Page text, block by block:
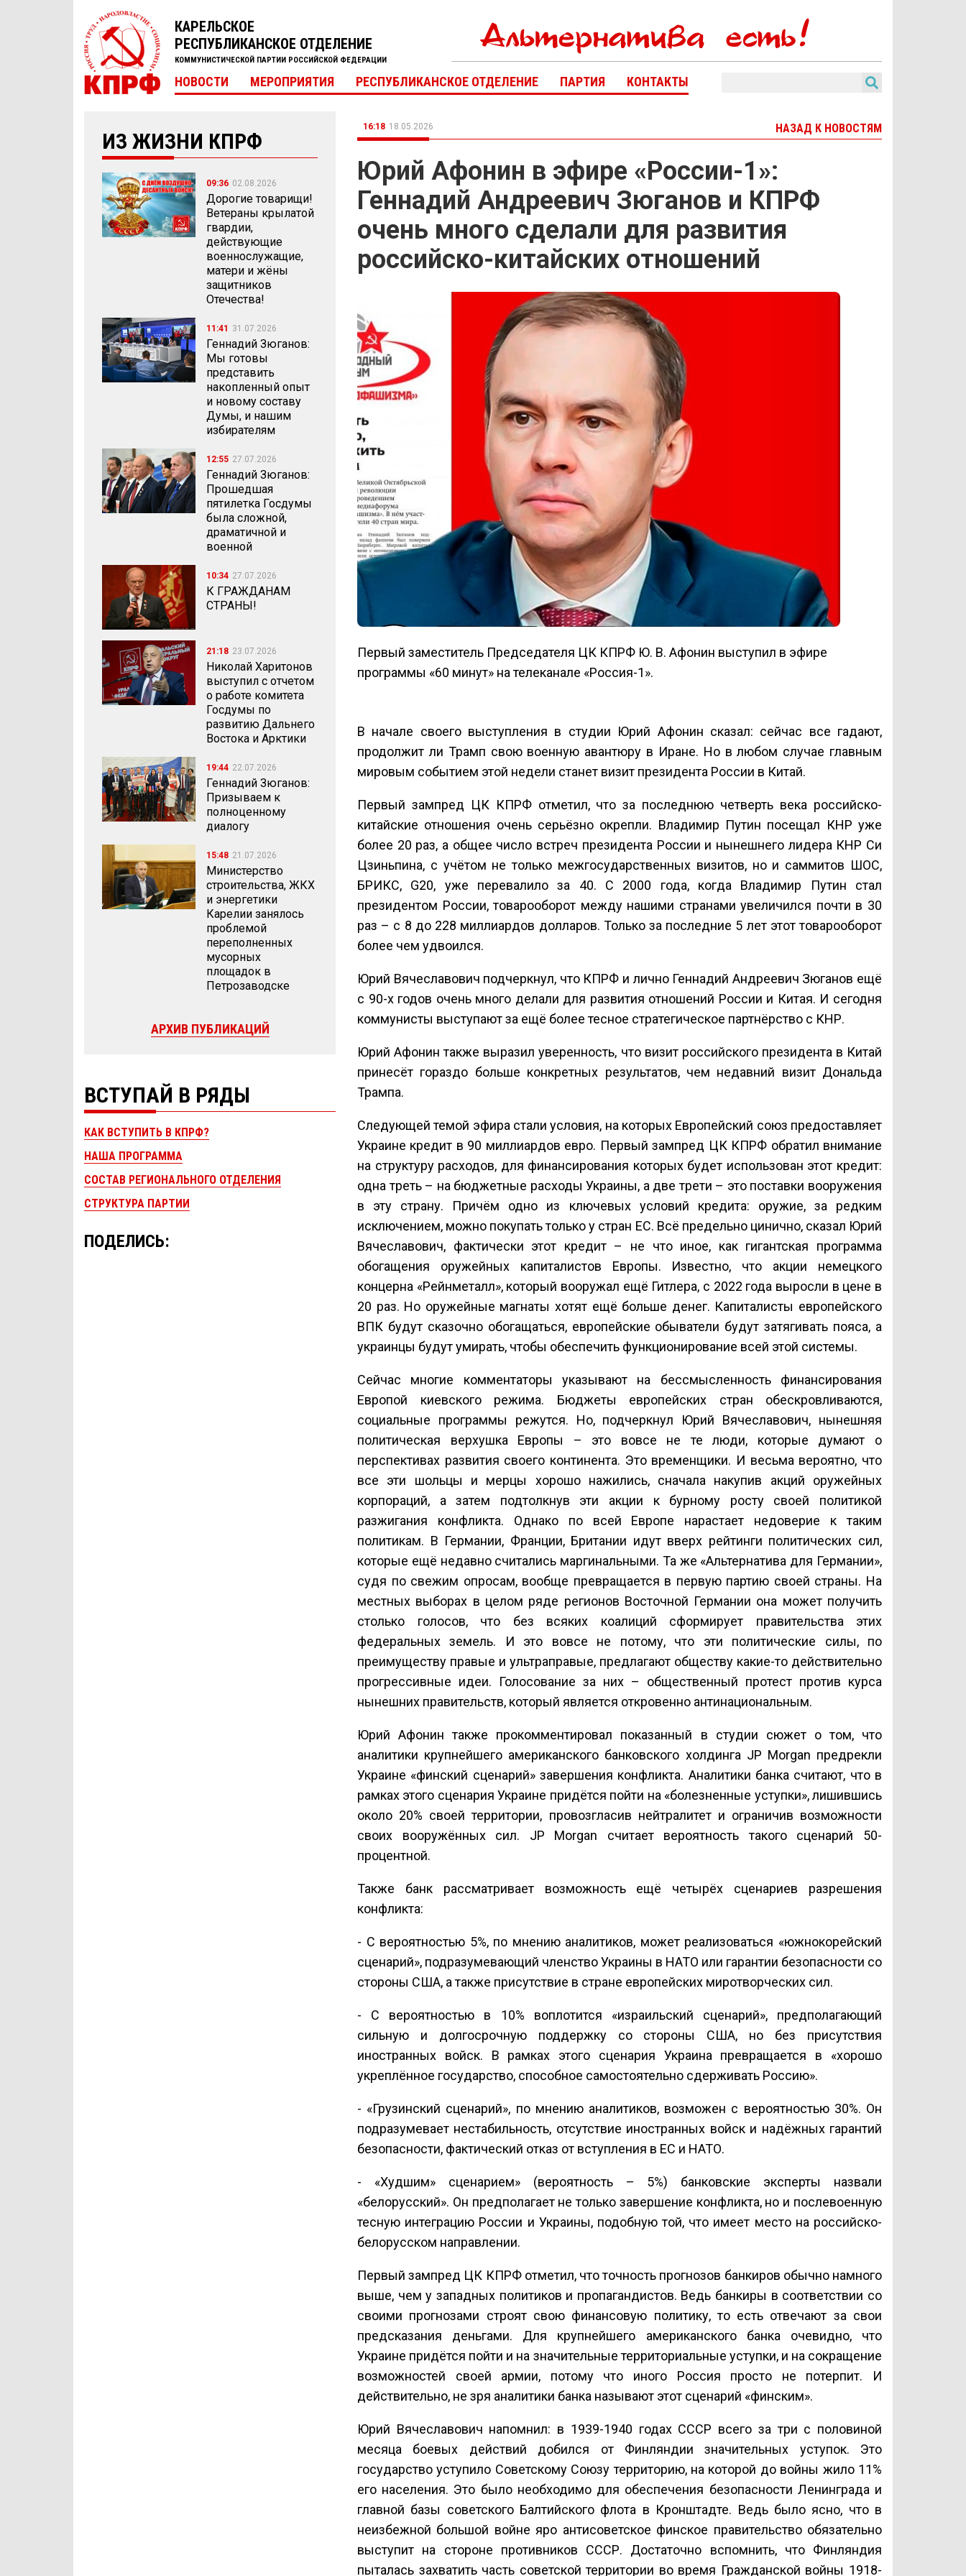
КАРЕЛЬСКОЕ
РЕСПУБЛИКАНСКОЕ ОТДЕЛЕНИЕ
КОММУНИСТИЧЕСКОЙ ПАРТИИ РОССИЙСКОЙ ФЕДЕРАЦИИ
НОВОСТИ МЕРОПРИЯТИЯ РЕСПУБЛИКАНСКОЕ ОТДЕЛЕНИЕ ПАРТИЯ КОНТАКТЫ
ИЗ ЖИЗНИ КПРФ
09:36 02.08.2026
Дорогие товарищи!
Ветераны крылатой
гвардии,
действующие
военнослужащие,
матери и жёны
защитников
Отечества!
11:41 31.07.2026
Геннадий Зюганов:
Мы готовы
представить
накопленный опыт
и новому составу
Думы, и нашим
избирателям
12:55 27.07.2026
Геннадий Зюганов:
Прошедшая
пятилетка Госдумы
была сложной,
драматичной и
военной
10:34 27.07.2026
К ГРАЖДАНАМ
СТРАНЫ!
21:18 23.07.2026
Николай Харитонов
выступил с отчетом
о работе комитета
Госдумы по
развитию Дальнего
Востока и Арктики
19:44 22.07.2026
Геннадий Зюганов:
Призываем к
полноценному
диалогу
15:48 21.07.2026
Министерство
строительства, ЖКХ
и энергетики
Карелии занялось
проблемой
переполненных
мусорных
площадок в
Петрозаводске
АРХИВ ПУБЛИКАЦИЙ
ВСТУПАЙ В РЯДЫ
КАК ВСТУПИТЬ В КПРФ?
НАША ПРОГРАММА
СОСТАВ РЕГИОНАЛЬНОГО ОТДЕЛЕНИЯ
СТРУКТУРА ПАРТИИ
ПОДЕЛИСЬ:
16:18 18.05.2026 НАЗАД К НОВОСТЯМ
Юрий Афонин в эфире «России-1»:
Геннадий Андреевич Зюганов и КПРФ
очень много сделали для развития
российско-китайских отношений
Первый заместитель Председателя ЦК КПРФ Ю. В. Афонин выступил в эфире
программы «60 минут» на телеканале «Россия-1».
В начале своего выступления в студии Юрий Афонин сказал: сейчас все гадают,
продолжит ли Трамп свою военную авантюру в Иране. Но в любом случае главным
мировым событием этой недели станет визит президента России в Китай.
Первый зампред ЦК КПРФ отметил, что за последнюю четверть века российско-
китайские отношения очень серьёзно окрепли. Владимир Путин посещал КНР уже
более 20 раз, а общее число встреч президента России и нынешнего лидера КНР Си
Цзиньпина, с учётом не только межгосударственных визитов, но и саммитов ШОС,
БРИКС, G20, уже перевалило за 40. С 2000 года, когда Владимир Путин стал
президентом России, товарооборот между нашими странами увеличился почти в 30
раз – с 8 до 228 миллиардов долларов. Только за последние 5 лет этот товарооборот
более чем удвоился.
Юрий Вячеславович подчеркнул, что КПРФ и лично Геннадий Андреевич Зюганов ещё
с 90-х годов очень много делали для развития отношений России и Китая. И сегодня
коммунисты выступают за ещё более тесное стратегическое партнёрство с КНР.
Юрий Афонин также выразил уверенность, что визит российского президента в Китай
принесёт гораздо больше конкретных результатов, чем недавний визит Дональда
Трампа.
Следующей темой эфира стали условия, на которых Европейский союз предоставляет
Украине кредит в 90 миллиардов евро. Первый зампред ЦК КПРФ обратил внимание
на структуру расходов, для финансирования которых будет использован этот кредит:
одна треть – на бюджетные расходы Украины, а две трети – это поставки вооружения
в эту страну. Причём одно из ключевых условий кредита: оружие, за редким
исключением, можно покупать только у стран ЕС. Всё предельно цинично, сказал Юрий
Вячеславович, фактически этот кредит – не что иное, как гигантская программа
обогащения оружейных капиталистов Европы. Известно, что акции немецкого
концерна «Рейнметалл», который вооружал ещё Гитлера, с 2022 года выросли в цене в
20 раз. Но оружейные магнаты хотят ещё больше денег. Капиталисты европейского
ВПК будут сказочно обогащаться, европейские обыватели будут затягивать пояса, а
украинцы будут умирать, чтобы обеспечить функционирование всей этой системы.
Сейчас многие комментаторы указывают на бессмысленность финансирования
Европой киевского режима. Бюджеты европейских стран обескровливаются,
социальные программы режутся. Но, подчеркнул Юрий Вячеславович, нынешняя
политическая верхушка Европы – это вовсе не те люди, которые думают о
перспективах развития своего континента. Это временщики. И весьма вероятно, что
все эти шольцы и мерцы хорошо нажились, сначала накупив акций оружейных
корпораций, а затем подтолкнув эти акции к бурному росту своей политикой
разжигания конфликта. Однако по всей Европе нарастает недоверие к таким
политикам. В Германии, Франции, Британии идут вверх рейтинги политических сил,
которые ещё недавно считались маргинальными. Та же «Альтернатива для Германии»,
судя по свежим опросам, вообще превращается в первую партию своей страны. На
местных выборах в целом ряде регионов Восточной Германии она может получить
столько голосов, что без всяких коалиций сформирует правительства этих
федеральных земель. И это вовсе не потому, что эти политические силы, по
преимуществу правые и ультраправые, предлагают обществу какие-то действительно
прогрессивные идеи. Голосование за них – общественный протест против курса
нынешних правительств, который является откровенно антинациональным.
Юрий Афонин также прокомментировал показанный в студии сюжет о том, что
аналитики крупнейшего американского банковского холдинга JP Morgan предрекли
Украине «финский сценарий» завершения конфликта. Аналитики банка считают, что в
рамках этого сценария Украине придётся пойти на «болезненные уступки», лишившись
около 20% своей территории, провозгласив нейтралитет и ограничив возможности
своих вооружённых сил. JP Morgan считает вероятность такого сценарий 50-
процентной.
Также банк рассматривает возможность ещё четырёх сценариев разрешения
конфликта:
- С вероятностью 5%, по мнению аналитиков, может реализоваться «южнокорейский
сценарий», подразумевающий членство Украины в НАТО или гарантии безопасности со
стороны США, а также присутствие в стране европейских миротворческих сил.
- С вероятностью в 10% воплотится «израильский сценарий», предполагающий
сильную и долгосрочную поддержку со стороны США, но без присутствия
иностранных войск. В рамках этого сценария Украина превращается в «хорошо
укреплённое государство, способное самостоятельно сдерживать Россию».
- «Грузинский сценарий», по мнению аналитиков, возможен с вероятностью 30%. Он
подразумевает нестабильность, отсутствие иностранных войск и надёжных гарантий
безопасности, фактический отказ от вступления в ЕС и НАТО.
- «Худшим» сценарием» (вероятность – 5%) банковские эксперты назвали
«белорусский». Он предполагает не только завершение конфликта, но и послевоенную
тесную интеграцию России и Украины, подобную той, что имеет место на российско-
белорусском направлении.
Первый зампред ЦК КПРФ отметил, что точность прогнозов банкиров обычно намного
выше, чем у западных политиков и пропагандистов. Ведь банкиры в соответствии со
своими прогнозами строят свою финансовую политику, то есть отвечают за свои
предсказания деньгами. Для крупнейшего американского банка очевидно, что
Украине придётся пойти и на значительные территориальные уступки, и на сокращение
возможностей своей армии, потому что иного Россия просто не потерпит. И
действительно, не зря аналитики банка называют этот сценарий «финским».
Юрий Вячеславович напомнил: в 1939-1940 годах СССР всего за три с половиной
месяца боевых действий добился от Финляндии значительных уступок. Это
государство уступило Советскому Союзу территорию, на которой до войны жило 11%
его населения. Это было необходимо для обеспечения безопасности Ленинграда и
главной базы советского Балтийского флота в Кронштадте. Ведь было ясно, что в
неизбежной большой войне яро антисоветское финское правительство обязательно
выступит на стороне противников СССР. Достаточно вспомнить, что Финляндия
пыталась захватить часть советской территории во время Гражданской войны 1918-